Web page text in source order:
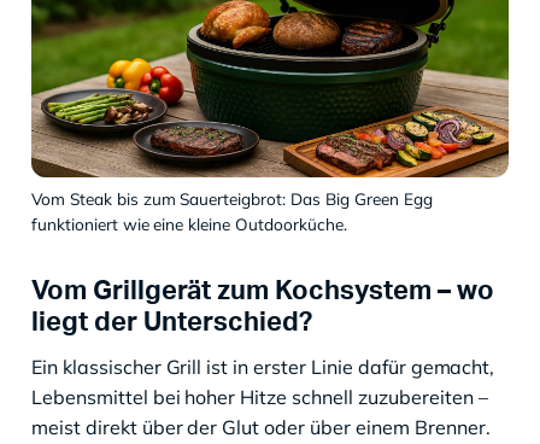
Vom Steak bis zum Sauerteigbrot: Das Big Green Egg
funktioniert wie eine kleine Outdoorküche.
Vom Grillgerät zum Kochsystem – wo
liegt der Unterschied?
Ein klassischer Grill ist in erster Linie dafür gemacht,
Lebensmittel bei hoher Hitze schnell zuzubereiten –
meist direkt über der Glut oder über einem Brenner.